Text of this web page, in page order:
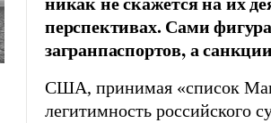
перспективах. Сами
загранпаспортов, а
США, принимая «список
легитимность российского